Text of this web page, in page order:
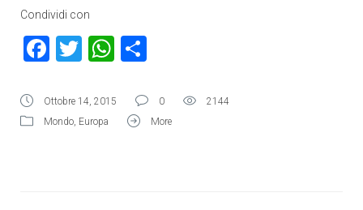
Condividi con
Facebook
TwitterWhatsApp
Ottobre 14, 2015 0
2144
Mondo, Europa More